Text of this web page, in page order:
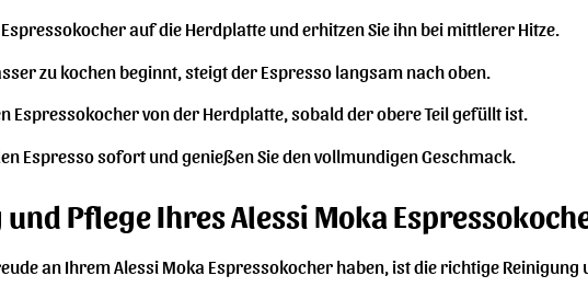
Espressokocher auf die Herdplatte und erhitzen Sie ihn bei mittlerer Hitze.
zu kochen beginnt, steigt der Espresso langsam nach oben.
Espressokocher von der Herdplatte, sobald der obere Teil gefüllt ist.
Espresso sofort und genießen Sie den vollmundigen Geschmack.
Pflege Ihres Alessi Moka
an Ihrem Alessi Moka Espressokocher haben, ist die richtige Reinigung